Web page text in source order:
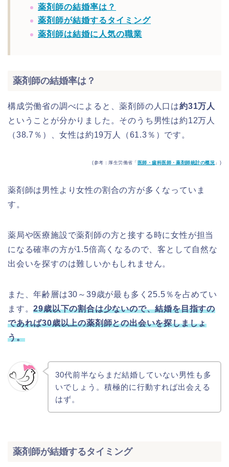
薬剤師の結婚率は？
薬剤師が結婚するタイミング
薬剤師は結婚に人気の職業
薬剤師の結婚率は？
構成労働省の調べによると、薬剤師の人口は約31万人
ということが分かりました。そのうち男性は約12万人
（38.7％）、女性は約19万人（61.3％）です。
(参考：厚生労働省「 医師・歯科医師・薬剤師統計の概況 」)
薬剤師は男性より女性の割合の方が多くなっていま
す。
薬局や医療施設で薬剤師の方と接する時に女性が担当
になる確率の方が1.5倍高くなるので、客として自然な
出会いを探すのは難しいかもしれません。
また、年齢層は30～39歳が最も多く25.5％を占めてい
ます。29歳以下の割合は少ないので、結婚を目指すの
であれば30歳以上の薬剤師との出会いを探しましょ
う。
30代前半ならまだ結婚していない男性も多
いでしょう。積極的に行動すれば出会える
はず。
薬剤師が結婚するタイミング